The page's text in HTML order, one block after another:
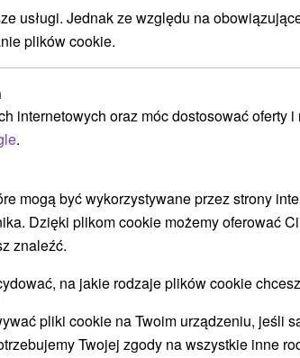
idylickej podhoráčskej dedinke Huty na
a...
TAKŻE
usługi. Jednak ze względu na
plików cookie.
internetowych oraz móc dostosować oferty i
.
mogą być wykorzystywane przez strony
Dzięki plikom cookie możemy oferować
znaleźć.
na jakie rodzaje plików cookie
pliki cookie na Twoim urządzeniu, jeśli
Twojej zgody na wszystkie inne